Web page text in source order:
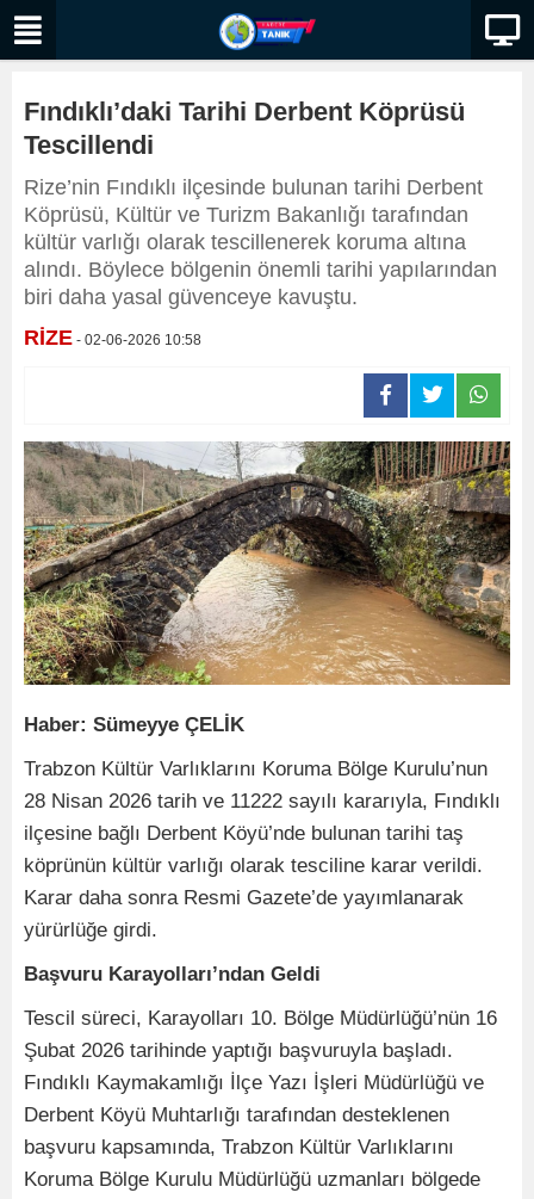
Fındıklı’daki Tarihi Derbent Köprüsü
Tescillendi
Rize’nin Fındıklı ilçesinde bulunan tarihi Derbent
Köprüsü, Kültür ve Turizm Bakanlığı tarafından
kültür varlığı olarak tescillenerek koruma altına
alındı. Böylece bölgenin önemli tarihi yapılarından
biri daha yasal güvenceye kavuştu.
RİZE - 02-06-2026 10:58
Haber: Sümeyye ÇELİK
Trabzon Kültür Varlıklarını Koruma Bölge Kurulu’nun
28 Nisan 2026 tarih ve 11222 sayılı kararıyla, Fındıklı
ilçesine bağlı Derbent Köyü’nde bulunan tarihi taş
köprünün kültür varlığı olarak tesciline karar verildi.
Karar daha sonra Resmi Gazete’de yayımlanarak
yürürlüğe girdi.
Başvuru Karayolları’ndan Geldi
Tescil süreci, Karayolları 10. Bölge Müdürlüğü’nün 16
Şubat 2026 tarihinde yaptığı başvuruyla başladı.
Fındıklı Kaymakamlığı İlçe Yazı İşleri Müdürlüğü ve
Derbent Köyü Muhtarlığı tarafından desteklenen
başvuru kapsamında, Trabzon Kültür Varlıklarını
Koruma Bölge Kurulu Müdürlüğü uzmanları bölgede